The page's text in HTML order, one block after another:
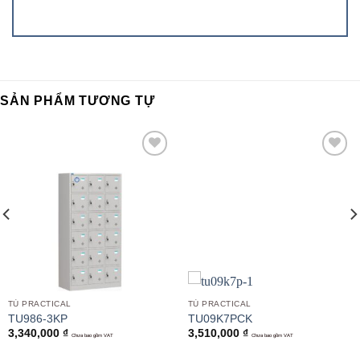
SẢN PHẨM TƯƠNG TỰ
TỦ PRACTICAL
TU986-3KP
3,340,000 ₫ Chưa bao gồm VAT
TỦ PRACTICAL
TU09K7PCK
3,510,000 ₫ Chưa bao gồm VAT